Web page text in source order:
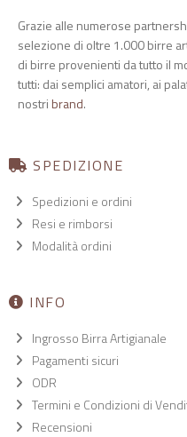
Grazie alle numerose
selezione di oltre 1.000 birre
di birre provenienti da tutto il
tutti: dai semplici amatori, ai
nostri brand.
SPEDIZIONE
Spedizioni e ordini
Resi e rimborsi
Modalità ordini
INFO
Ingrosso Birra Artigianale
Pagamenti sicuri
ODR
Termini e Condizioni di
Recensioni